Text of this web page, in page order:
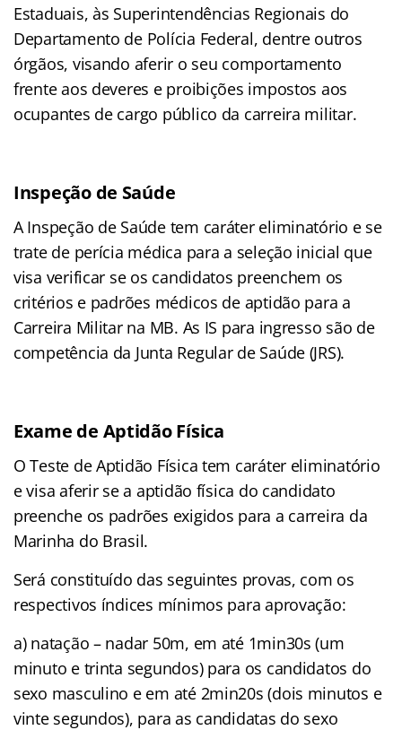
Estaduais, às Superintendências Regionais do
Departamento de Polícia Federal, dentre outros
órgãos, visando aferir o seu comportamento
frente aos deveres e proibições impostos aos
ocupantes de cargo público da carreira militar.
Inspeção de Saúde
A Inspeção de Saúde tem caráter eliminatório e se
trate de perícia médica para a seleção inicial que
visa verificar se os candidatos preenchem os
critérios e padrões médicos de aptidão para a
Carreira Militar na MB. As IS para ingresso são de
competência da Junta Regular de Saúde (JRS).
Exame de Aptidão Física
O Teste de Aptidão Física tem caráter eliminatório
e visa aferir se a aptidão física do candidato
preenche os padrões exigidos para a carreira da
Marinha do Brasil.
Será constituído das seguintes provas, com os
respectivos índices mínimos para aprovação:
a) natação – nadar 50m, em até 1min30s (um
minuto e trinta segundos) para os candidatos do
sexo masculino e em até 2min20s (dois minutos e
vinte segundos), para as candidatas do sexo